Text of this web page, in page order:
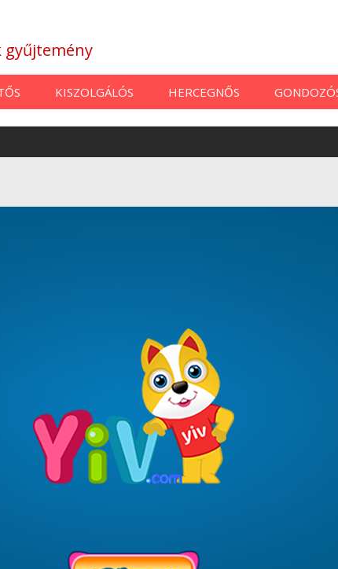
gyűjtemény
KISZOLGÁLÓS HERCEGNŐS